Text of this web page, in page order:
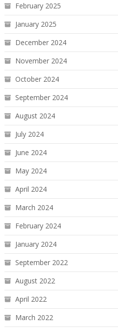
February 2025
January 2025
December 2024
November 2024
October 2024
September 2024
August 2024
July 2024
June 2024
May 2024
April 2024
March 2024
February 2024
January 2024
September 2022
August 2022
April 2022
March 2022